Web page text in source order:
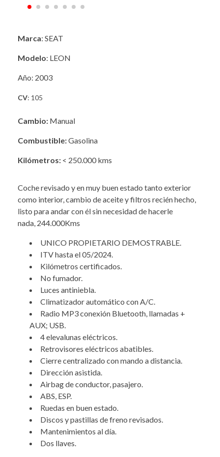
Marca: SEAT
Modelo: LEON
Año: 2003
CV: 105
Cambio: Manual
Combustible:Gasolina
Kilómetros: < 250.000 kms
Coche revisado y en muy buen estado tanto exterior
como interior, cambio de aceite y filtros recién hecho,
listo para andar con él sin necesidad de hacerle
nada, 244.000Kms
UNICO PROPIETARIO DEMOSTRABLE.
ITV hasta el 05/2024.
Kilómetros certificados.
No fumador.
Luces antiniebla.
Climatizador automático con A/C.
Radio MP3 conexión Bluetooth, llamadas +
AUX; USB.
4 elevalunas eléctricos.
Retrovisores eléctricos abatibles.
Cierre centralizado con mando a distancia.
Dirección asistida.
Airbag de conductor, pasajero.
ABS, ESP.
Ruedas en buen estado.
Discos y pastillas de freno revisados.
Mantenimientos al día.
Dos llaves.